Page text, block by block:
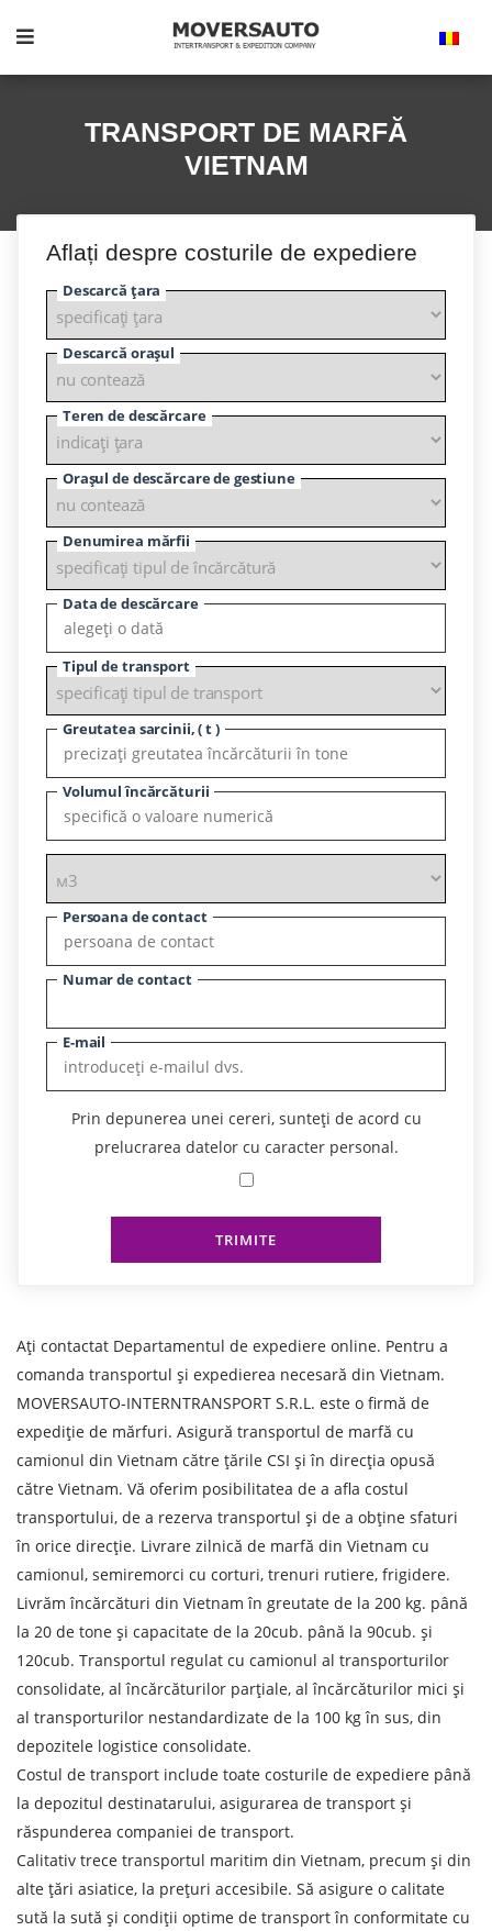
TRANSPORT DE MARFĂ
VIETNAM
Aflați despre costurile de expediere
Descarcă țara
Descarcă orașul
Teren de descărcare
Orașul de descărcare de gestiune
Denumirea mărfii
Data de descărcare
Tipul de transport
Greutatea sarcinii, ( t )
Volumul încărcăturii
Persoana de contact
Numar de contact
E-mail
Prin depunerea unei cereri, sunteți de acord cu
prelucrarea datelor cu caracter personal.
TRIMITE
Ați contactat Departamentul de expediere online. Pentru a
comanda transportul și expedierea necesară din Vietnam.
MOVERSAUTO-INTERNTRANSPORT S.R.L. este o firmă de
expediție de mărfuri. Asigură transportul de marfă cu
camionul din Vietnam către țările CSI și în direcția opusă
către Vietnam. Vă oferim posibilitatea de a afla costul
transportului, de a rezerva transportul și de a obține sfaturi
în orice direcție. Livrare zilnică de marfă din Vietnam cu
camionul, semiremorci cu corturi, trenuri rutiere, frigidere.
Livrăm încărcături din Vietnam în greutate de la 200 kg. până
la 20 de tone și capacitate de la 20cub. până la 90cub. și
120cub. Transportul regulat cu camionul al transporturilor
consolidate, al încărcăturilor parțiale, al încărcăturilor mici și
al transporturilor nestandardizate de la 100 kg în sus, din
depozitele logistice consolidate.
Costul de transport include toate costurile de expediere până
la depozitul destinatarului, asigurarea de transport și
răspunderea companiei de transport.
Calitativ trece transportul maritim din Vietnam, precum și din
alte țări asiatice, la prețuri accesibile. Să asigure o calitate
sută la sută și condiții optime de transport în conformitate cu
Aflați despre costurile de
expediere
Descarcă țara
Descarcă orașul
Teren de descărcare
Orașul de descărcare de gestiune
Denumirea mărfii